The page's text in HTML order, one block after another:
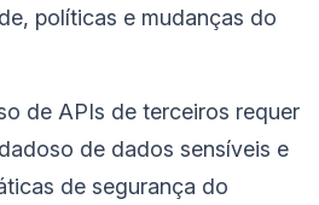
políticas e mudanças do
de APIs de terceiros requer
de dados sensíveis e
de segurança do